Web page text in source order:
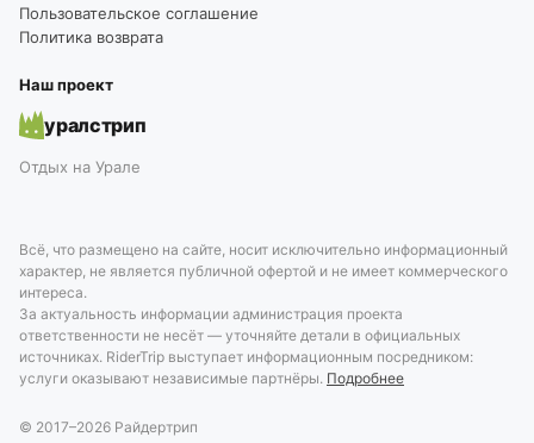
Пользовательское соглашение
Политика возврата
Наш проект
уралстрип
Отдых на Урале
Всё, что размещено на сайте, носит исключительно информационный
характер, не является публичной офертой и не имеет коммерческого
интереса.
За актуальность информации администрация проекта
ответственности не несёт — уточняйте детали в официальных
источниках. RiderTrip выступает информационным посредником:
услуги оказывают независимые партнёры. Подробнее
© 2017–2026 Райдертрип